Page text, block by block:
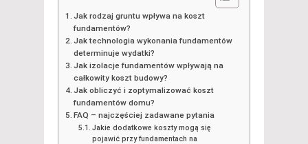
Jak rodzaj gruntu wpływa na koszt
fundamentów?
Jak technologia wykonania fundamentów
determinuje wydatki?
Jak izolacje fundamentów wpływają na
całkowity koszt budowy?
Jak obliczyć i zoptymalizować koszt
fundamentów domu?
FAQ – najczęściej zadawane pytania
Jakie dodatkowe koszty mogą się
pojawić przy fundamentach na